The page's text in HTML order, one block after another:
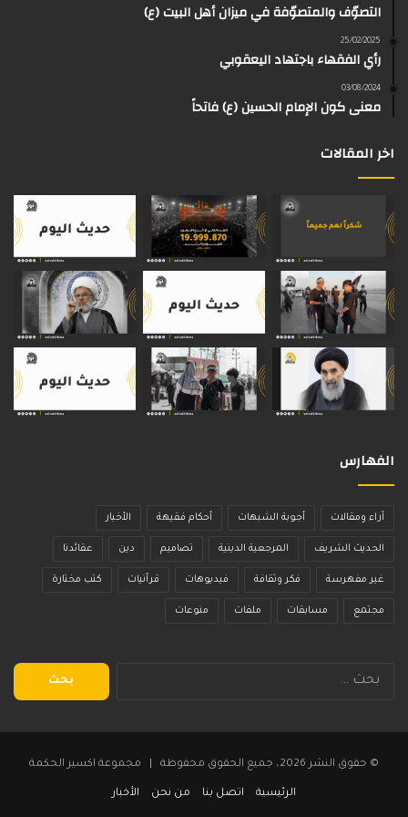
ب
م
التصوّف والمتصوّفة في ميزان أهل البيت (ع)
25/02/2025
رأي الفقهاء باجتهاد اليعقوبي
03/08/2024
معنى كون الإمام الحسين (ع) فاتحاً
اخر المقالات
الفهارس
آراء ومقالات أجوبة الشبهات أحكام فقيهة الأخبار
الحديث الشريف المرجعية الدينية تصاميم دين عقائدنا
غير مفهرسة فكر وثقافة فيديوهات قرآنيات كتب مختارة
مجتمع مسابقات ملفات منوعات
البحث
© حقوق النشر 2026، جميع الحقوق محفوظة | مجموعة اكسير الحكمة
الرئيسية اتصل بنا من نحن الأخبار